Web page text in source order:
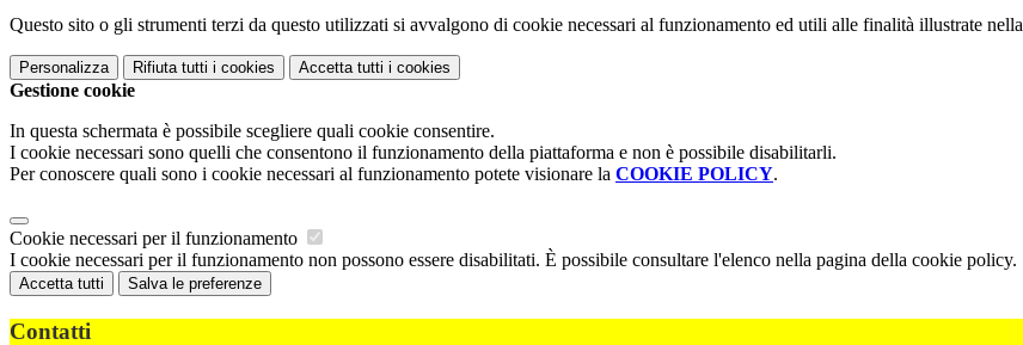
Questo sito o gli strumenti terzi da questo utilizzati si avvalgono di cookie necessari al funzionamento ed utili alle finalità illustrate nella
Personalizza Rifiuta tutti i cookies Accetta tutti i cookies
Gestione cookie
In questa schermata è possibile scegliere quali cookie consentire.
I cookie necessari sono quelli che consentono il funzionamento della piattaforma e non è possibile disabilitarli.
Per conoscere quali sono i cookie necessari al funzionamento potete visionare la COOKIE POLICY.
Cookie necessari per il funzionamento
I cookie necessari per il funzionamento non possono essere disabilitati. È possibile consultare l'elenco nella pagina della cookie policy.
Accetta tutti Salva le preferenze
Contatti